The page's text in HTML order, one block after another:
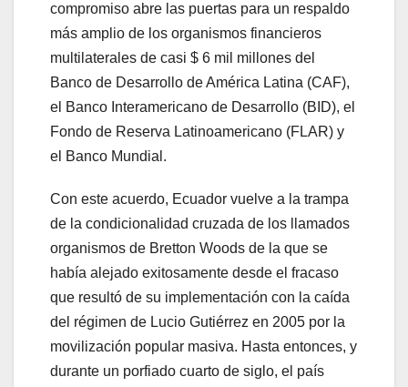
compromiso abre las puertas para un respaldo
más amplio de los organismos financieros
multilaterales de casi $ 6 mil millones del
Banco de Desarrollo de América Latina (CAF),
el Banco Interamericano de Desarrollo (BID), el
Fondo de Reserva Latinoamericano (FLAR) y
el Banco Mundial.
Con este acuerdo, Ecuador vuelve a la trampa
de la condicionalidad cruzada de los llamados
organismos de Bretton Woods de la que se
había alejado exitosamente desde el fracaso
que resultó de su implementación con la caída
del régimen de Lucio Gutiérrez en 2005 por la
movilización popular masiva. Hasta entonces, y
durante un porfiado cuarto de siglo, el país